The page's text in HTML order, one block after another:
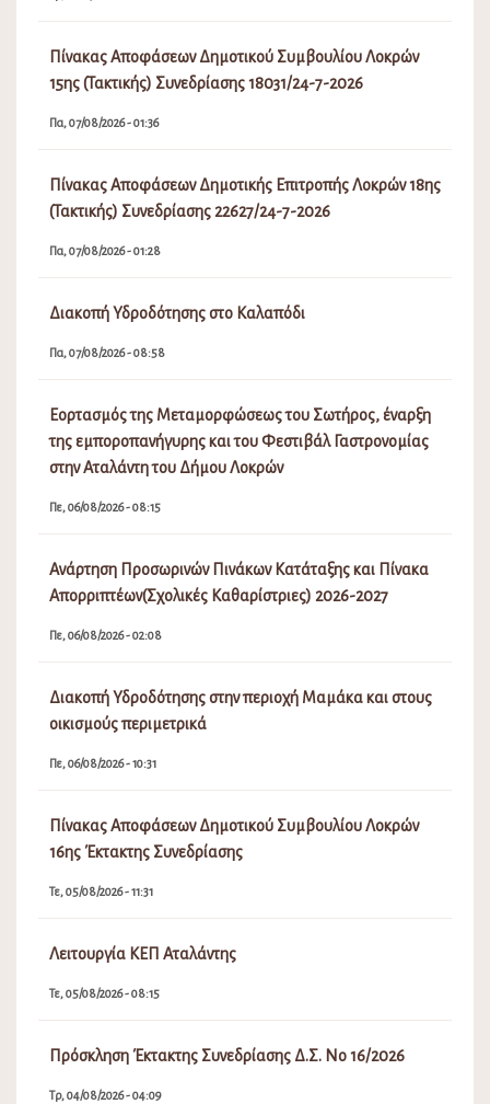
Πίνακας Αποφάσεων Δημοτικού Συμβουλίου Λοκρών
15ης (Τακτικής) Συνεδρίασης 18031/24-7-2026
Πα, 07/08/2026 - 01:36
Πίνακας Αποφάσεων Δημοτικής Επιτροπής Λοκρών 18ης
(Τακτικής) Συνεδρίασης 22627/24-7-2026
Πα, 07/08/2026 - 01:28
Διακοπή Υδροδότησης στο Καλαπόδι
Πα, 07/08/2026 - 08:58
Εορτασμός της Μεταμορφώσεως του Σωτήρος, έναρξη
της εμποροπανήγυρης και του Φεστιβάλ Γαστρονομίας
στην Αταλάντη του Δήμου Λοκρών
Πε, 06/08/2026 - 08:15
Ανάρτηση Προσωρινών Πινάκων Κατάταξης και Πίνακα
Απορριπτέων(Σχολικές Καθαρίστριες) 2026-2027
Πε, 06/08/2026 - 02:08
Διακοπή Υδροδότησης στην περιοχή Μαμάκα και στους
οικισμούς περιμετρικά
Πε, 06/08/2026 - 10:31
Πίνακας Αποφάσεων Δημοτικού Συμβουλίου Λοκρών
16ης Έκτακτης Συνεδρίασης
Τε, 05/08/2026 - 11:31
Λειτουργία ΚΕΠ Αταλάντης
Τε, 05/08/2026 - 08:15
Πρόσκληση Έκτακτης Συνεδρίασης Δ.Σ. Νο 16/2026
Τρ, 04/08/2026 - 04:09